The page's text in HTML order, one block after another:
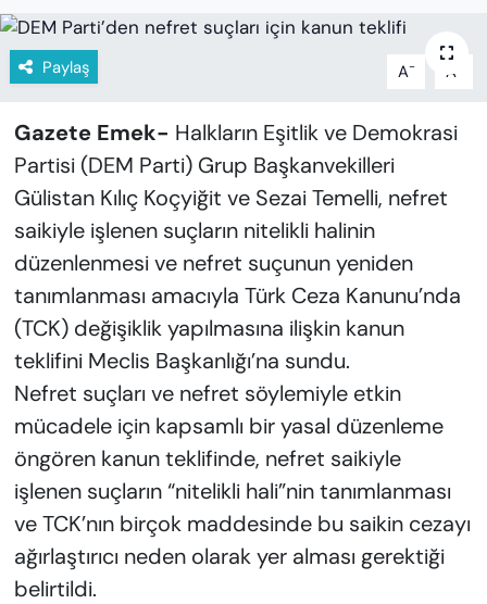
Paylaş A- A
Gazete Emek- Halkların Eşitlik ve Demokrasi
Partisi (DEM Parti) Grup Başkanvekilleri
Gülistan Kılıç Koçyiğit ve Sezai Temelli, nefret
saikiyle işlenen suçların nitelikli halinin
düzenlenmesi ve nefret suçunun yeniden
tanımlanması amacıyla Türk Ceza Kanunu’nda
(TCK) değişiklik yapılmasına ilişkin kanun
teklifini Meclis Başkanlığı’na sundu.
Nefret suçları ve nefret söylemiyle etkin
mücadele için kapsamlı bir yasal düzenleme
öngören kanun teklifinde, nefret saikiyle
işlenen suçların “nitelikli hali”nin tanımlanması
ve TCK’nın birçok maddesinde bu saikin cezayı
ağırlaştırıcı neden olarak yer alması gerektiği
belirtildi.
KADIN
SPOR
KÜLTÜR-SANAT
MAGAZİN
ÖZEL HABER
YAZAR KÖŞESİ
SİYASET
VAN VE DİYARBAKIR HABERLERİ
Haber Arşivi